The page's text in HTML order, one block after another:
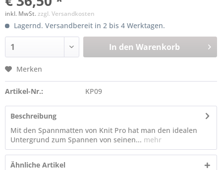
inkl. MwSt.zzgl. Versandkosten
Lagernd. Versandbereit in 2 bis 4 Werktagen.
In den Warenkorb
Merken
Artikel-Nr.: KP09
Beschreibung
Mit den Spannmatten von Knit Pro hat man den idealen
Untergrund zum Spannen von seinen... mehr
Ähnliche Artikel